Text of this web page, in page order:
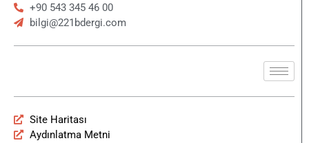
+90 543 345 46 00
bilgi@221bdergi.com
Site Haritası
Aydınlatma Metni